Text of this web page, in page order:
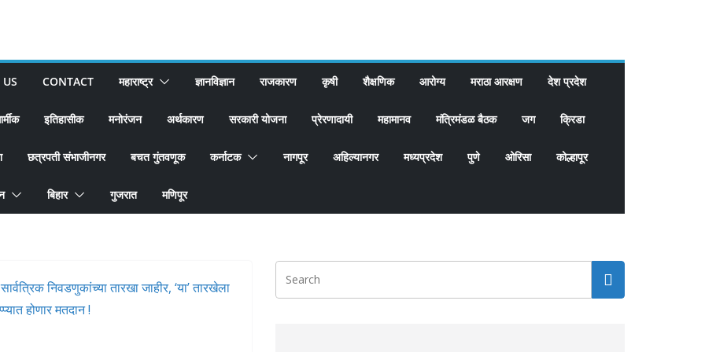
CONTACT महाराष्ट्र ज्ञानविज्ञान राजकारण कृषी शैक्षणिक आरोग्य मराठा आरक्षण देश प्रदेश
इतिहासीक मनोरंजन अर्थकारण सरकारी योजना प्रेरणादायी महामानव मंत्रिमंडळ बैठक जग क्रिडा
छत्रपती संभाजीनगर बचत गुंतवणूक कर्नाटक नागपूर अहिल्यानगर मध्यप्रदेश पुणे ओरिसा कोल्हापूर
बिहार गुजरात मणिपूर